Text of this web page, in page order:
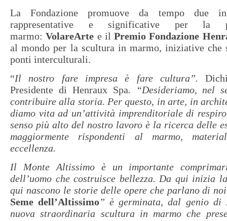
La Fondazione promuove da tempo due
rappresentative e significative per la
marmo:VolareArte e il Premio Fondazione
al mondo per la scultura in marmo, iniziative che
ponti interculturali.
“Il nostro fare impresa è fare cultura”.
Presidente di Henraux Spa. “Desideriamo, nel
contribuire alla storia. Per questo, in arte, in
diamo vita ad un’attività imprenditoriale di
senso più alto del nostro lavoro è la ricerca delle
maggiormente rispondenti al marmo,
eccellenza.
Il Monte Altissimo è un importante
dell’uomo che costruisce bellezza. Da qui inizia
qui nascono le storie delle opere che parlano di
Seme dell’Altissimo” è germinata, dal genio di
nuova straordinaria scultura in marmo che